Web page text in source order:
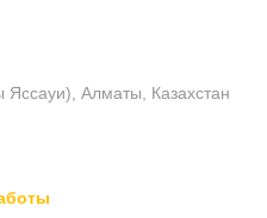
Алматы, Казахстан